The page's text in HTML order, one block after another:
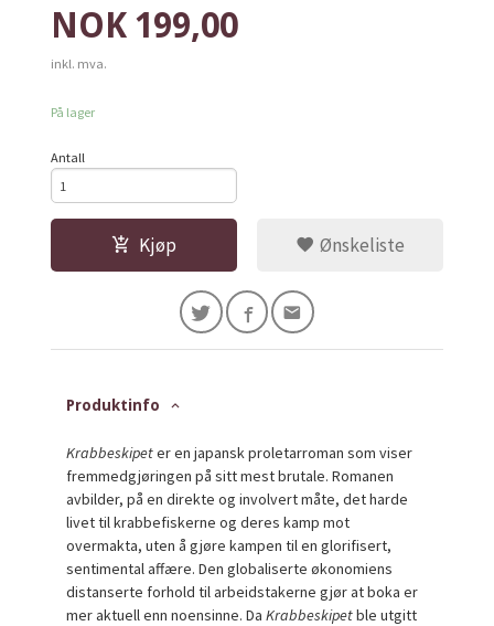
Pris
NOK 199,00
inkl. mva.
På lager
Antall
Kjøp Ønskeliste
Produktinfo
Krabbeskipeter en japansk proletarroman som viser
fremmedgjøringen på sitt mest brutale. Romanen
avbilder, på en direkte og involvert måte, det harde
livet til krabbefiskerne og deres kamp mot
overmakta, uten å gjøre kampen til en glorifisert,
sentimental affære. Den globaliserte økonomiens
distanserte forhold til arbeidstakerne gjør at boka er
mer aktuell enn noensinne. DaKrabbeskipetble utgitt